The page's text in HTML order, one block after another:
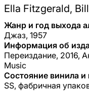
Ella Fitzgerald,
Жанр и год выхода
Джаз, 1957
Информация об
Переиздание, 2016,
Music
Состояние винила и
SS, фабричная